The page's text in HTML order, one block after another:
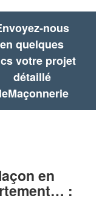
nous
en quelques
votre projet
détaillé
en
: